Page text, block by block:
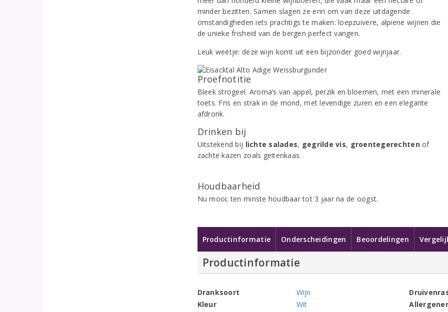
minder bezitten. Samen slagen ze erin om van deze uitdagende
omstandigheden iets prachtigs te maken: loepzuivere, alpiene wijnen die
de unieke frisheid van de bergen perfect vangen.
Leuk weetje: deze wijn komt uit een bijzonder goed wijnjaar.
Proefnotitie
Bleek strogeel. Aroma’s van appel, perzik en bloemen, met een minerale
toets. Fris en strak in de mond, met levendige zuren en een elegante
afdronk.
Drinken bij
Uitstekend bij lichte salades, gegrilde vis, groentegerechtenof
zachte kazen zoals geitenkaas.
Houdbaarheid
Nu mooi; ten minste houdbaar tot 3 jaar na de oogst.
Productinformatie Onderscheidingen Beoordelingen
Productinformatie
Dranksoort
Wijn
Kleur
Wit